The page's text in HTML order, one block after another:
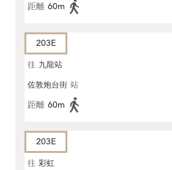
距離 60m
203E
往 九龍站
佐敦炮台街 站
距離 60m
203E
往 彩虹